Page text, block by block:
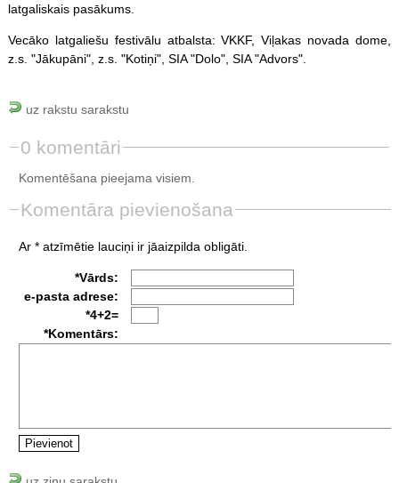
latgaliskais pasākums.
Vecāko latgaliešu festivālu atbalsta: VKKF, Viļakas novada dome,
z.s. "Jākupāni", z.s. "Kotiņi", SIA "Dolo", SIA "Advors".
uz rakstu sarakstu
0 komentāri
Komentēšana pieejama visiem.
Komentāra pievienošana
Ar * atzīmētie lauciņi ir jāaizpilda obligāti.
*Vārds:
e-pasta adrese:
*4+2=
*Komentārs: